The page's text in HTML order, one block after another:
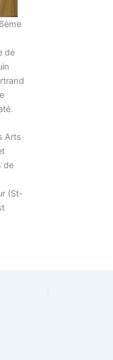
de
Arts
de
(St-